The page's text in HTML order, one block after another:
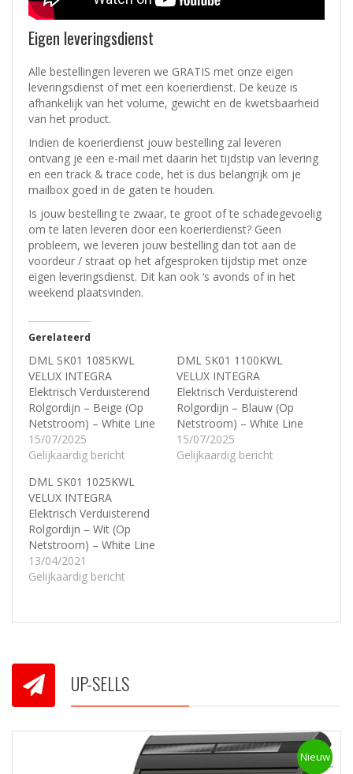
Eigen leveringsdienst
Alle bestellingen leveren we GRATIS met onze eigen
leveringsdienst of met een koerierdienst. De keuze is
afhankelijk van het volume, gewicht en de kwetsbaarheid
van het product.
Indien de koerierdienst jouw bestelling zal leveren
ontvang je een e-mail met daarin het tijdstip van levering
en een track & trace code, het is dus belangrijk om je
mailbox goed in de gaten te houden.
Is jouw bestelling te zwaar, te groot of te schadegevoelig
om te laten leveren door een koerierdienst? Geen
probleem, we leveren jouw bestelling dan tot aan de
voordeur / straat op het afgesproken tijdstip met onze
eigen leveringsdienst. Dit kan ook ‘s avonds of in het
weekend plaatsvinden.
Gerelateerd
DML SK01 1085KWL
VELUX INTEGRA
Elektrisch Verduisterend
Rolgordijn – Beige (Op
Netstroom) – White Line
15/07/2025
Gelijkaardig bericht
DML SK01 1100KWL
VELUX INTEGRA
Elektrisch Verduisterend
Rolgordijn – Blauw (Op
Netstroom) – White Line
15/07/2025
Gelijkaardig bericht
DML SK01 1025KWL
VELUX INTEGRA
Elektrisch Verduisterend
Rolgordijn – Wit (Op
Netstroom) – White Line
13/04/2021
Gelijkaardig bericht
UP-SELLS
Nieuw